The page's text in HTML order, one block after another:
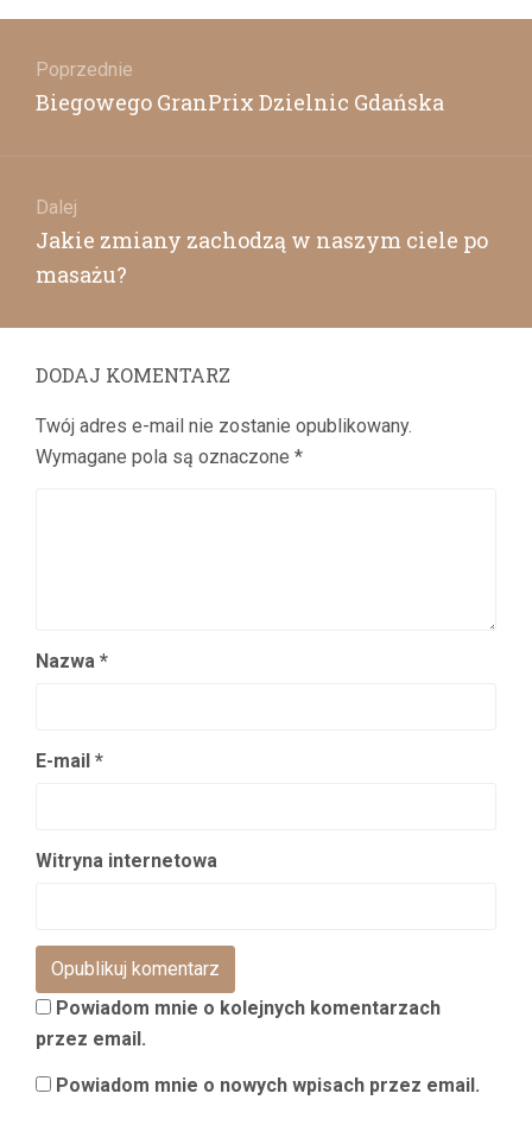
oknie)w się
wpisu
Poprzednie
Poprzedni
Biegowego GranPrix Dzielnic Gdańska
Dalej
Następny
wpis:
Jakie zmiany zachodzą w naszym ciele po
masażu?
DODAJ KOMENTARZ
Twój adres e-mail nie zostanie opublikowany.
Wymagane pola są oznaczone *
Nazwa *
E-mail *
Witryna internetowa
Powiadom mnie o kolejnych komentarzach
przez email.
Powiadom mnie o nowych wpisach przez email.